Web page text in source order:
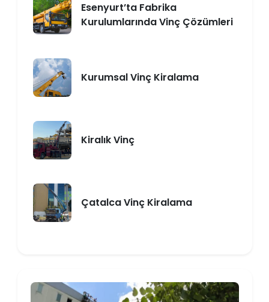
Esenyurt’ta Fabrika
Kurulumlarında Vinç Çözümleri
Kurumsal Vinç Kiralama
Kiralık Vinç
Çatalca Vinç Kiralama